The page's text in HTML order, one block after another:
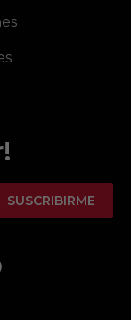
SUSCRIBIRME